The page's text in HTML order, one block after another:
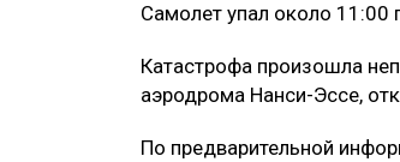
Самолет упал около 11:00
Катастрофа произошла
аэродрома Нанси-Эссе,
По предварительной